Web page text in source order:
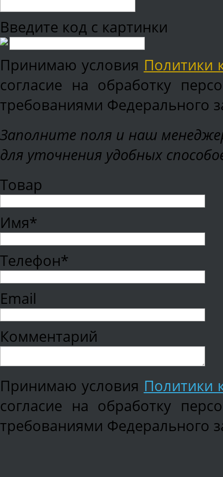
Введите код с картинки
Принимаю условия Политики
согласие на обработку
требованиями Федерального
Заполните поля и наш
для уточнения удобных
Товар
Имя*
Телефон*
Email
Комментарий
Принимаю условия Политики
согласие на обработку
требованиями Федерального